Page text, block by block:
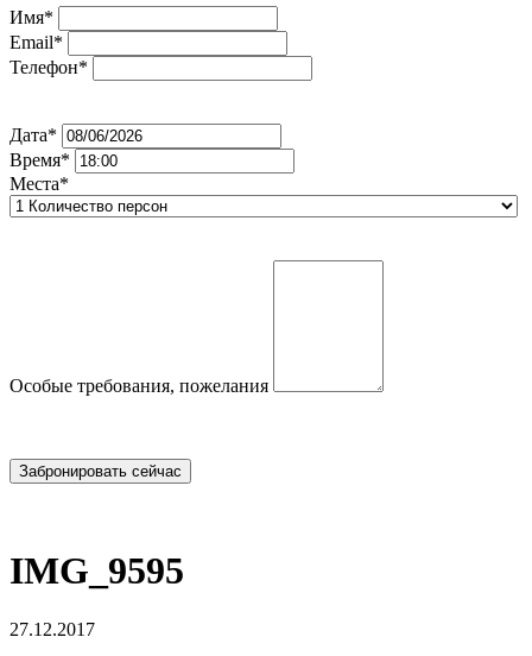
Имя*
Email*
Телефон*
Дата*
Время*
Места*
Особые требования, пожелания
IMG_9595
27.12.2017